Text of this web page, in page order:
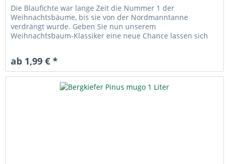
Die Blaufichte war lange Zeit die Nummer 1 der
Weihnachtsbäume, bis sie von der Nordmanntanne
verdrängt wurde. Geben Sie nun unserem
Weihnachtsbaum-Klassiker eine neue Chance lassen sich
ab 1,99 € *